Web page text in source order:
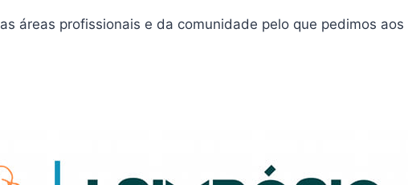
áreas profissionais e da comunidade pelo que pedimos